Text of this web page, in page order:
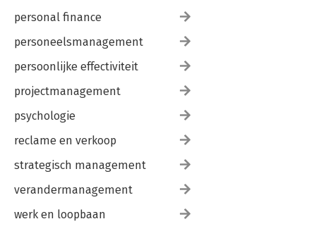
personal finance
personeelsmanagement
persoonlijke effectiviteit
projectmanagement
psychologie
reclame en verkoop
strategisch management
verandermanagement
werk en loopbaan